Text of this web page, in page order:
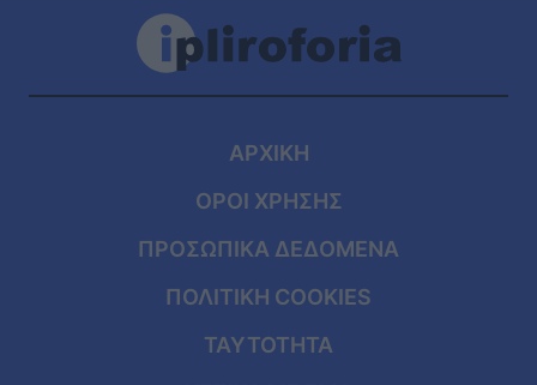
ΑΡΧΙΚΗ
ΟΡΟΙ ΧΡΗΣΗΣ
ΠΡΟΣΩΠΙΚΑ ΔΕΔΟΜΕΝΑ
ΠΟΛΙΤΙΚΗ COOKIES
ΤΑΥΤΟΤΗΤΑ